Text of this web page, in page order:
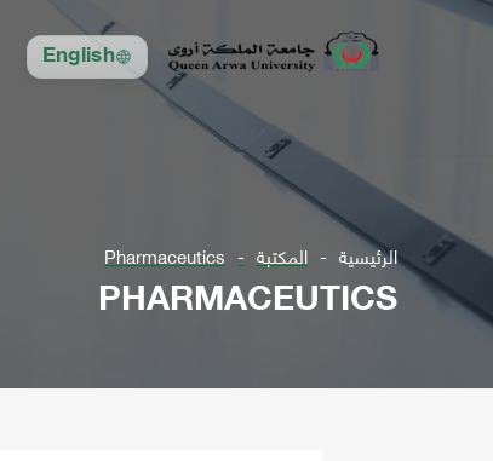
English
الرئيسية المكتبة Pharmaceutics
PHARMACEUTICS